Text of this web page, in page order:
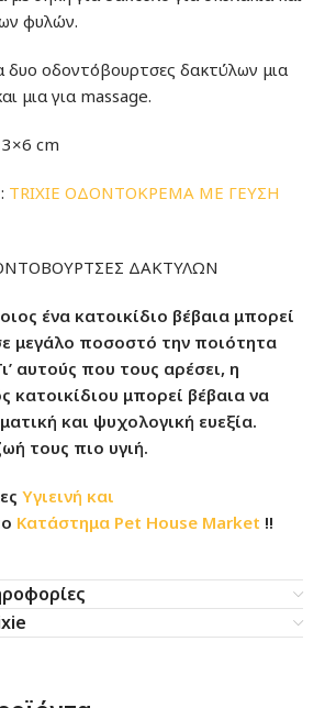
φυλών.
δυο οδοντόβουρτσες δακτύλων μια
μια για massage.
cm
TRIXIE ΟΔΟΝΤΟΚΡΕΜΑ ΜΕ ΓΕΥΣΗ
ΔΑΚΤΥΛΩΝ
ένα κατοικίδιο βέβαια μπορεί
μεγάλο ποσοστό την ποιότητα
αυτούς που τους αρέσει, η
κατοικίδιου μπορεί βέβαια να
και ψυχολογική ευεξία.
τους πιο υγιή.
Υγιεινή και
Κατάστημα Pet House Market !!